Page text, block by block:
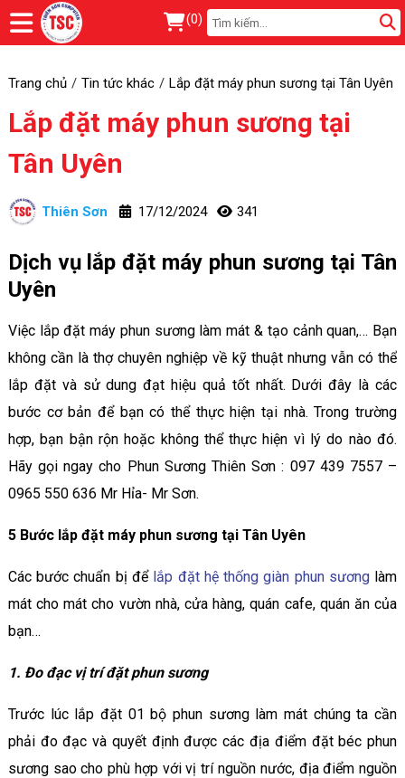
(0)
Trang chủ Tin tức khác Lắp đặt máy phun sương tại Tân Uyên
Lắp đặt máy phun sương tại
Tân Uyên
Thiên Sơn 17/12/2024 341
Dịch vụ lắp đặt máy phun sương tại Tân
Uyên
Việc lắp đặt máy phun sương làm mát & tạo cảnh quan,… Bạn
không cần là thợ chuyên nghiệp về kỹ thuật nhưng vẫn có thể
lắp đặt và sử dung đạt hiệu quả tốt nhất. Dưới đây là các
bước cơ bản để bạn có thể thực hiện tại nhà. Trong trường
hợp, bạn bận rộn hoặc không thể thực hiện vì lý do nào đó.
Hãy gọi ngay cho Phun Sương Thiên Sơn : 097 439 7557 –
0965 550 636 Mr Hỉa- Mr Sơn.
5 Bước lắp đặt máy phun sương tại Tân Uyên
Các bước chuẩn bị để lắp đặt hệ thống giàn phun sươnglàm
mát cho mát cho vườn nhà, cửa hàng, quán cafe, quán ăn của
bạn…
1. Đo đạc vị trí đặt phun sương
Trước lúc lắp đặt 01 bộ phun sương làm mát chúng ta cần
phải đo đạc và quyết định được các địa điểm đặt béc phun
sương sao cho phù hợp với vị trí nguồn nước, địa điểm nguồn